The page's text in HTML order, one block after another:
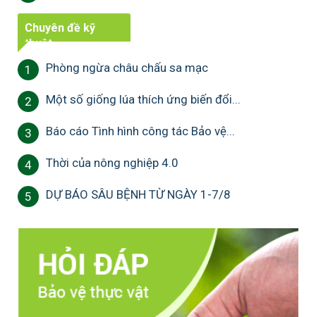
Chuyên đề kỹ
thuật
1 Phòng ngừa châu chấu sa mạc
2 Một số giống lúa thích ứng biến đổi...
3 Báo cáo Tình hình công tác Bảo vệ...
4 Thời của nông nghiệp 4.0
5 DỰ BÁO SÂU BỆNH TỪ NGÀY 1-7/8